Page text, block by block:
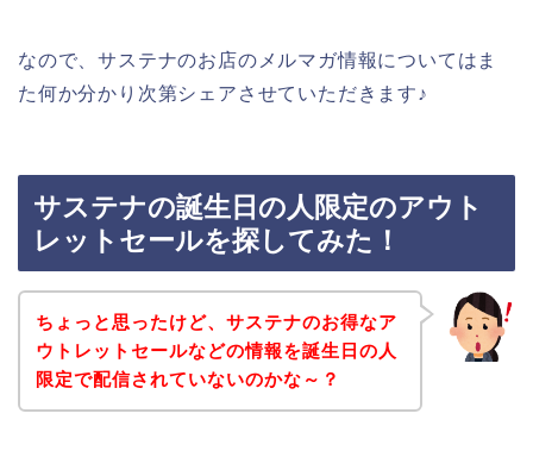
なので、サステナのお店のメルマガ情報についてはま
た何か分かり次第シェアさせていただきます♪
サステナの誕生日の人限定のアウト
レットセールを探してみた！
ちょっと思ったけど、サステナのお得なア
ウトレットセールなどの情報を誕生日の人
限定で配信されていないのかな～？